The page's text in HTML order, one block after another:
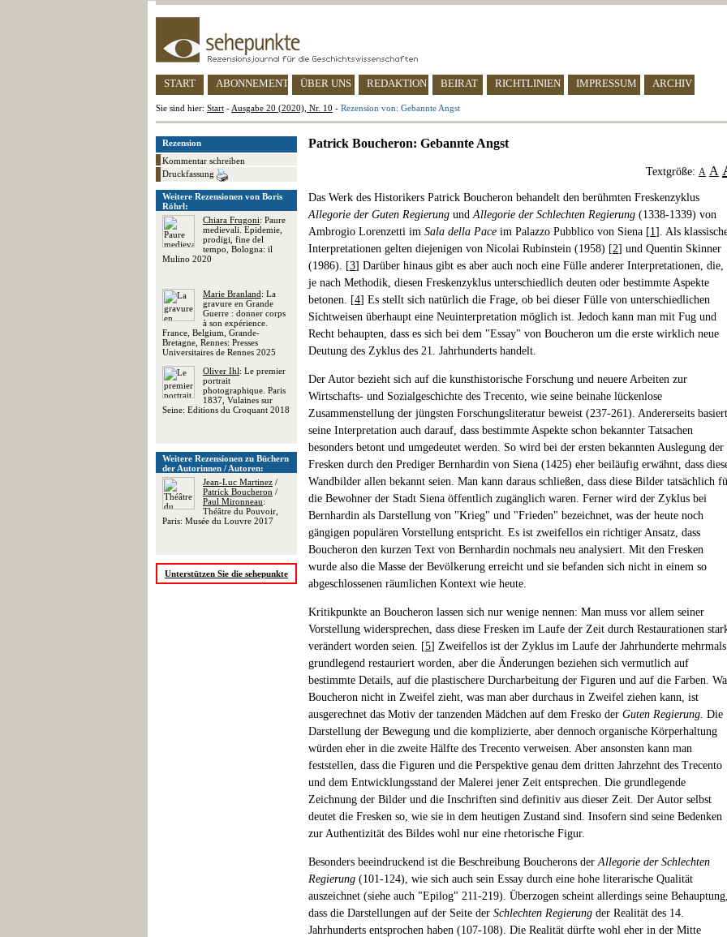
START ABONNEMENT ÜBER UNS REDAKTION BEIRAT RICHTLINIEN IMPRESSUM ARCHIV
Sie sind hier: Start - Ausgabe 20 (2020), Nr. 10 - Rezension von: Gebannte Angst
Rezension
Kommentar schreiben
Druckfassung
Weitere Rezensionen von Boris
Röhrl:
Chiara Frugoni: Paure
medievali. Epidemie,
prodigi, fine del
tempo, Bologna: il
Mulino 2020
Marie Branland: La
gravure en Grande
Guerre : donner corps
à son expérience.
France, Belgium, Grande-
Bretagne, Rennes: Presses
Universitaires de Rennes 2025
Oliver Ihl: Le premier
portrait
photographique. Paris
1837, Vulaines sur
Seine: Editions du Croquant 2018
Weitere Rezensionen zu Büchern
der Autorinnen / Autoren:
Jean-Luc Martinez /
Patrick Boucheron /
Paul Mironneau:
Théâtre du Pouvoir,
Paris: Musée du Louvre 2017
Unterstützen Sie die sehepunkte
Patrick Boucheron: Gebannte Angst
Textgröße: A A
Das Werk des Historikers Patrick Boucheron behandelt den berühmten Freskenzyklus
Allegorie der Guten Regierung undAllegorie der Schlechten Regierung (1338-1339) von
Ambrogio Lorenzetti im Sala della Pace im Palazzo Pubblico von Siena [1]. Als
Interpretationen gelten diejenigen von Nicolai Rubinstein (1958) [2] und Quentin Skinner
(1986). [3] Darüber hinaus gibt es aber auch noch eine Fülle anderer Interpretationen, die,
je nach Methodik, diesen Freskenzyklus unterschiedlich deuten oder bestimmte Aspekte
betonen. [4] Es stellt sich natürlich die Frage, ob bei dieser Fülle von unterschiedlichen
Sichtweisen überhaupt eine Neuinterpretation möglich ist. Jedoch kann man mit Fug und
Recht behaupten, dass es sich bei dem "Essay" von Boucheron um die erste wirklich neue
Deutung des Zyklus des 21. Jahrhunderts handelt.
Der Autor bezieht sich auf die kunsthistorische Forschung und neuere Arbeiten zur
Wirtschafts- und Sozialgeschichte des Trecento, wie seine beinahe lückenlose
Zusammenstellung der jüngsten Forschungsliteratur beweist (237-261). Andererseits basiert
seine Interpretation auch darauf, dass bestimmte Aspekte schon bekannter Tatsachen
besonders betont und umgedeutet werden. So wird bei der ersten bekannten Auslegung der
Fresken durch den Prediger Bernhardin von Siena (1425) eher beiläufig erwähnt, dass
Wandbilder allen bekannt seien. Man kann daraus schließen, dass diese Bilder tatsächlich
die Bewohner der Stadt Siena öffentlich zugänglich waren. Ferner wird der Zyklus bei
Bernhardin als Darstellung von "Krieg" und "Frieden" bezeichnet, was der heute noch
gängigen populären Vorstellung entspricht. Es ist zweifellos ein richtiger Ansatz, dass
Boucheron den kurzen Text von Bernhardin nochmals neu analysiert. Mit den Fresken
wurde also die Masse der Bevölkerung erreicht und sie befanden sich nicht in einem so
abgeschlossenen räumlichen Kontext wie heute.
Kritikpunkte an Boucheron lassen sich nur wenige nennen: Man muss vor allem seiner
Vorstellung widersprechen, dass diese Fresken im Laufe der Zeit durch Restaurationen
verändert worden seien. [5] Zweifellos ist der Zyklus im Laufe der Jahrhunderte mehrmals
grundlegend restauriert worden, aber die Änderungen beziehen sich vermutlich auf
bestimmte Details, auf die plastischere Durcharbeitung der Figuren und auf die Farben.
Boucheron nicht in Zweifel zieht, was man aber durchaus in Zweifel ziehen kann, ist
ausgerechnet das Motiv der tanzenden Mädchen auf dem Fresko der Guten Regierung. Die
Darstellung der Bewegung und die komplizierte, aber dennoch organische Körperhaltung
würden eher in die zweite Hälfte des Trecento verweisen. Aber ansonsten kann man
feststellen, dass die Figuren und die Perspektive genau dem dritten Jahrzehnt des Trecento
und dem Entwicklungsstand der Malerei jener Zeit entsprechen. Die grundlegende
Zeichnung der Bilder und die Inschriften sind definitiv aus dieser Zeit. Der Autor selbst
deutet die Fresken so, wie sie in dem heutigen Zustand sind. Insofern sind seine Bedenken
zur Authentizität des Bildes wohl nur eine rhetorische Figur.
Besonders beeindruckend ist die Beschreibung Boucherons derAllegorie der Schlechten
Regierung (101-124), wie sich auch sein Essay durch eine hohe literarische Qualität
auszeichnet (siehe auch "Epilog" 211-219). Überzogen scheint allerdings seine
dass die Darstellungen auf der Seite der Schlechten Regierung der Realität des 14.
Jahrhunderts entsprochen haben (107-108). Die Realität dürfte wohl eher in der Mitte